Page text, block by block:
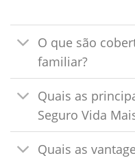
O que são
familiar?
Quais as
Seguro Vida
Quais as